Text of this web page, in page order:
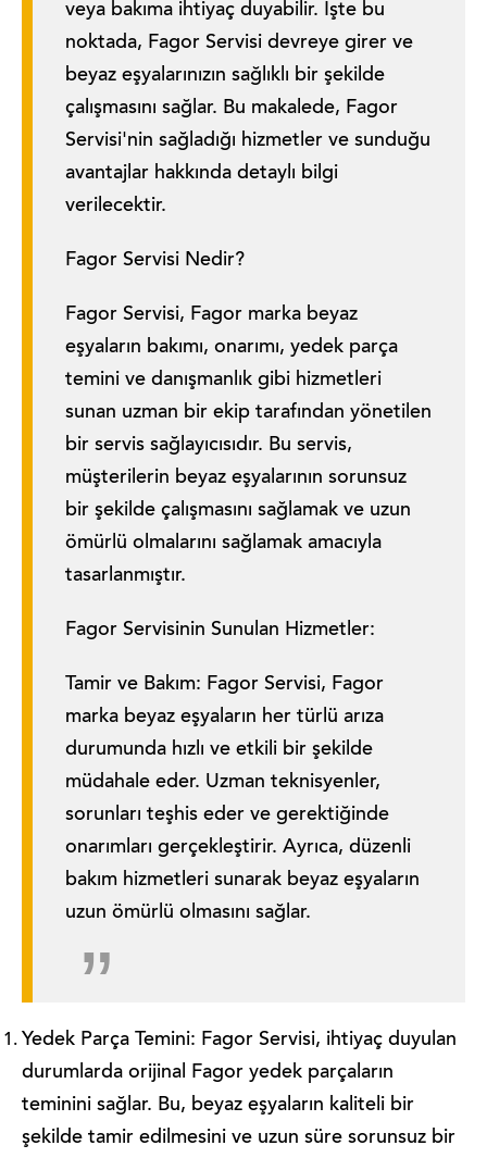
veya bakıma ihtiyaç duyabilir. İşte bu
noktada, Fagor Servisi devreye girer ve
beyaz eşyalarınızın sağlıklı bir şekilde
çalışmasını sağlar. Bu makalede, Fagor
Servisi'nin sağladığı hizmetler ve sunduğu
avantajlar hakkında detaylı bilgi
verilecektir.
Fagor Servisi Nedir?
Fagor Servisi, Fagor marka beyaz
eşyaların bakımı, onarımı, yedek parça
temini ve danışmanlık gibi hizmetleri
sunan uzman bir ekip tarafından yönetilen
bir servis sağlayıcısıdır. Bu servis,
müşterilerin beyaz eşyalarının sorunsuz
bir şekilde çalışmasını sağlamak ve uzun
ömürlü olmalarını sağlamak amacıyla
tasarlanmıştır.
Fagor Servisinin Sunulan Hizmetler:
Tamir ve Bakım: Fagor Servisi, Fagor
marka beyaz eşyaların her türlü arıza
durumunda hızlı ve etkili bir şekilde
müdahale eder. Uzman teknisyenler,
sorunları teşhis eder ve gerektiğinde
onarımları gerçekleştirir. Ayrıca, düzenli
bakım hizmetleri sunarak beyaz eşyaların
uzun ömürlü olmasını sağlar.
Yedek Parça Temini: Fagor Servisi, ihtiyaç duyulan
durumlarda orijinal Fagor yedek parçaların
teminini sağlar. Bu, beyaz eşyaların kaliteli bir
şekilde tamir edilmesini ve uzun süre sorunsuz bir